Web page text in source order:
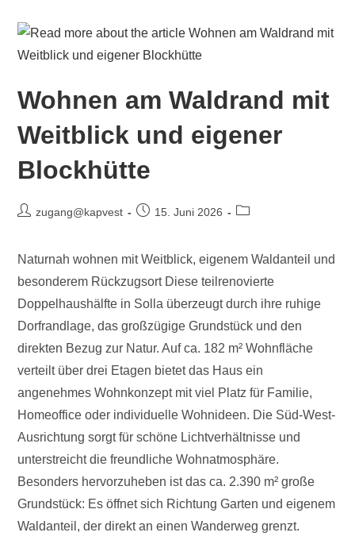
Wohnen am Waldrand mit
Weitblick und eigener
Blockhütte
zugang@kapvest 15. Juni 2026
Naturnah wohnen mit Weitblick, eigenem Waldanteil und
besonderem Rückzugsort Diese teilrenovierte
Doppelhaushälfte in Solla überzeugt durch ihre ruhige
Dorfrandlage, das großzügige Grundstück und den
direkten Bezug zur Natur. Auf ca. 182 m² Wohnfläche
verteilt über drei Etagen bietet das Haus ein
angenehmes Wohnkonzept mit viel Platz für Familie,
Homeoffice oder individuelle Wohnideen. Die Süd-West-
Ausrichtung sorgt für schöne Lichtverhältnisse und
unterstreicht die freundliche Wohnatmosphäre.
Besonders hervorzuheben ist das ca. 2.390 m² große
Grundstück: Es öffnet sich Richtung Garten und eigenem
Waldanteil, der direkt an einen Wanderweg grenzt.